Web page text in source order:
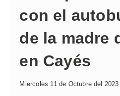
con el
de la madre
en Cayés
Miercoles 11 de Octubre del